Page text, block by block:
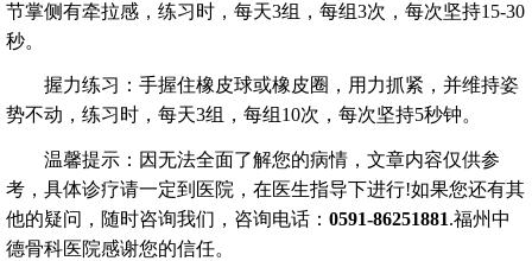
节掌侧有牵拉感，练习时，每天3组，每组3次，每次坚持15-30
秒。
握力练习：手握住橡皮球或橡皮圈，用力抓紧，并维持姿
势不动，练习时，每天3组，每组10次，每次坚持5秒钟。
温馨提示：因无法全面了解您的病情，文章内容仅供参
考，具体诊疗请一定到医院，在医生指导下进行!如果您还有其
他的疑问，随时咨询我们，咨询电话： 0591-86251881.福州中
德骨科医院感谢您的信任。